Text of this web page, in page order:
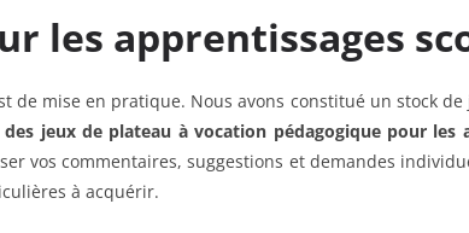
les apprentissages
de mise en pratique. Nous avons constitué un stock
des jeux de plateau à vocation pédagogique pour les
vos commentaires, suggestions et demandes
à acquérir.